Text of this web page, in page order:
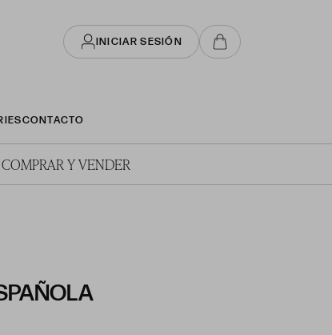
INICIAR SESIÓN
CONTACTO
Y VENDER